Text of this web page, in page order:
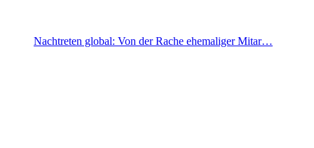
Nachtreten global: Von der Rache ehemaliger Mitar…